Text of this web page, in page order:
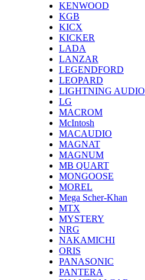
KENWOOD
KGB
KICX
KICKER
LADA
LANZAR
LEGENDFORD
LEOPARD
LIGHTNING AUDIO
LG
MACROM
McIntosh
MACAUDIO
MAGNAT
MAGNUM
MB QUART
MONGOOSE
MOREL
Mega Scher-Khan
MTX
MYSTERY
NRG
NAKAMICHI
ORIS
PANASONIC
PANTERA